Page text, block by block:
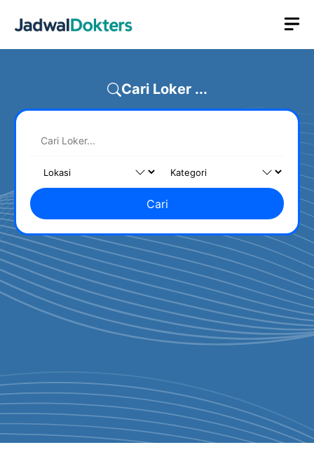
Cari Loker ...
Cari